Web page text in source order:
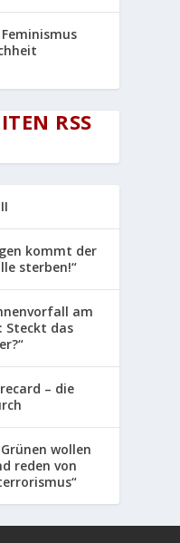
RSS
kommt der
sterben!“
am
Steckt das
– die
wollen
reden von